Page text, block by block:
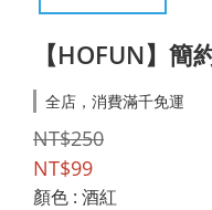
【HOFUN】簡
全店，消費滿千免運
NT$250
NT$99
顏色 : 酒紅